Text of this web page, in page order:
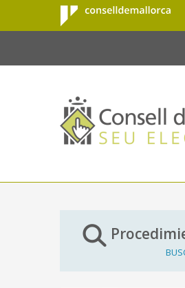
Saltar al contenido principal
Consell de
Mallorca